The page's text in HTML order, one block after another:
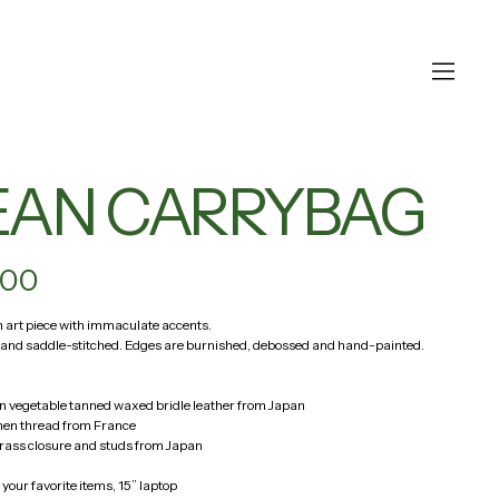
CARRYBAG
art piece with immaculate accents.
saddle-stitched. Edges are burnished, debossed and hand-painted.
vegetable tanned waxed bridle leather from Japan
thread from France
closure and studs from Japan
favorite items, 15” laptop